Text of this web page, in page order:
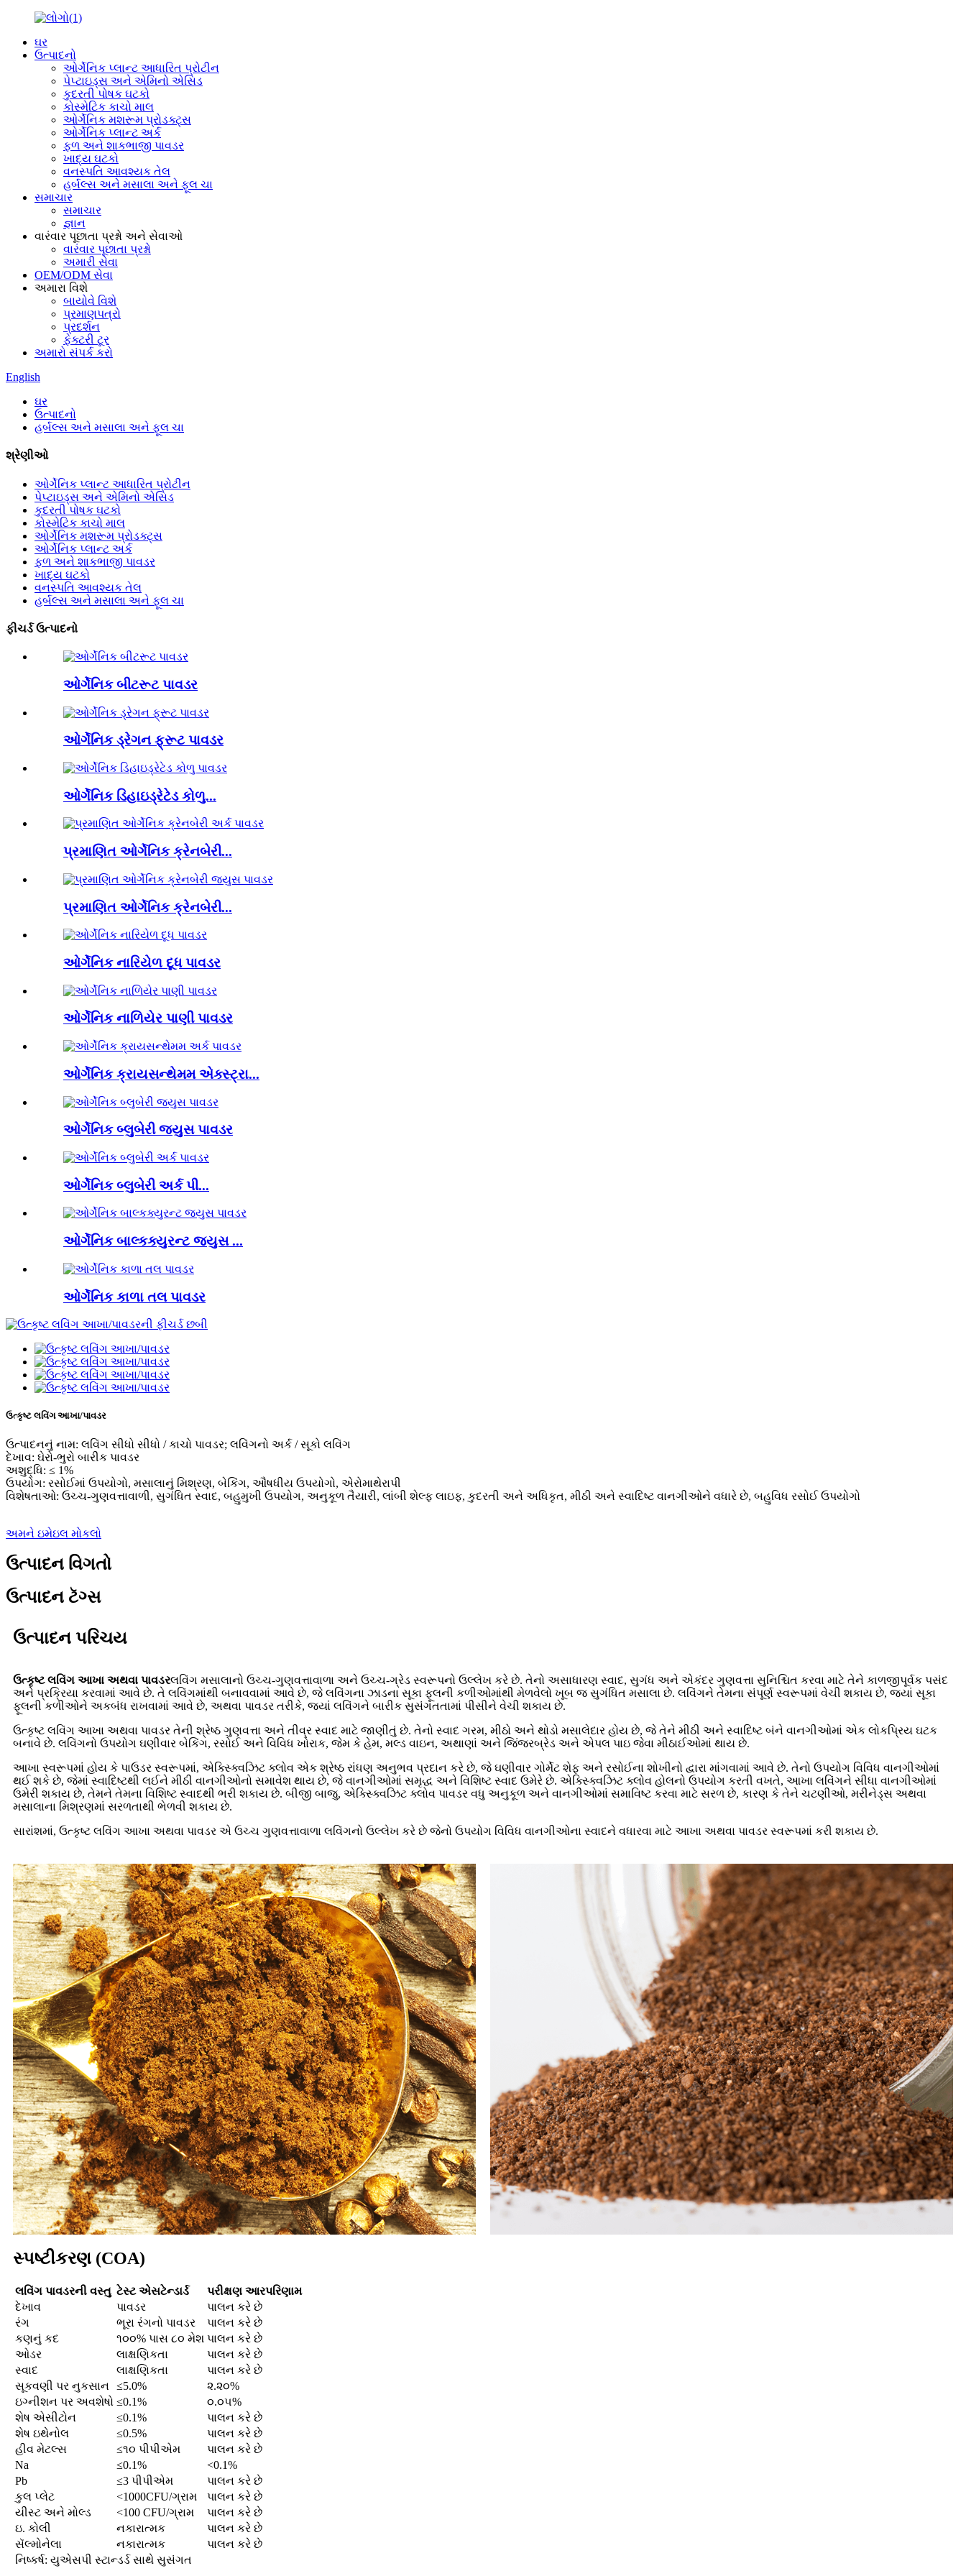
ઘર
ઉત્પાદનો
ઓર્ગેનિક પ્લાન્ટ આધારિત પ્રોટીન
પેપ્ટાઇડ્સ અને એમિનો એસિડ
કુદરતી પોષક ઘટકો
કોસ્મેટિક કાચો માલ
ઓર્ગેનિક મશરૂમ પ્રોડક્ટ્સ
ઓર્ગેનિક પ્લાન્ટ અર્ક
ફળ અને શાકભાજી પાવડર
ખાદ્ય ઘટકો
વનસ્પતિ આવશ્યક તેલ
હર્બલ્સ અને મસાલા અને ફૂલ ચા
સમાચાર
સમાચાર
જ્ઞાન
વારંવાર પૂછાતા પ્રશ્નો અને સેવાઓ
વારંવાર પૂછાતા પ્રશ્નો
અમારી સેવા
OEM/ODM સેવા
અમારા વિશે
બાયોવે વિશે
પ્રમાણપત્રો
પ્રદર્શન
ફેક્ટરી ટૂર
અમારો સંપર્ક કરો
English
ઘર
ઉત્પાદનો
હર્બલ્સ અને મસાલા અને ફૂલ ચા
શ્રેણીઓ
ઓર્ગેનિક પ્લાન્ટ આધારિત પ્રોટીન
પેપ્ટાઇડ્સ અને એમિનો એસિડ
કુદરતી પોષક ઘટકો
કોસ્મેટિક કાચો માલ
ઓર્ગેનિક મશરૂમ પ્રોડક્ટ્સ
ઓર્ગેનિક પ્લાન્ટ અર્ક
ફળ અને શાકભાજી પાવડર
ખાદ્ય ઘટકો
વનસ્પતિ આવશ્યક તેલ
હર્બલ્સ અને મસાલા અને ફૂલ ચા
ફીચર્ડ ઉત્પાદનો
ઓર્ગેનિક બીટરૂટ પાવડર
ઓર્ગેનિક ડ્રેગન ફ્રૂટ પાવડર
ઓર્ગેનિક ડિહાઇડ્રેટેડ કોળુ...
પ્રમાણિત ઓર્ગેનિક ક્રેનબેરી...
પ્રમાણિત ઓર્ગેનિક ક્રેનબેરી...
ઓર્ગેનિક નારિયેળ દૂધ પાવડર
ઓર્ગેનિક નાળિયેર પાણી પાવડર
ઓર્ગેનિક ક્રાયસન્થેમમ એક્સ્ટ્રા...
ઓર્ગેનિક બ્લુબેરી જ્યુસ પાવડર
ઓર્ગેનિક બ્લુબેરી અર્ક પી...
ઓર્ગેનિક બાલ્કક્યુરન્ટ જ્યુસ ...
ઓર્ગેનિક કાળા તલ પાવડર
ઉત્કૃષ્ટ લવિંગ આખા/પાવડર
ઉત્પાદનનું નામ: લવિંગ સીધો સીધો / કાચો પાવડર; લવિંગનો અર્ક / સૂકો લવિંગ
દેખાવ: ઘેરો-ભુરો બારીક પાવડર
અશુદ્ધિ: ≤ 1%
ઉપયોગ: રસોઈમાં ઉપયોગો, મસાલાનું મિશ્રણ, બેકિંગ, ઔષધીય ઉપયોગો, એરોમાથેરાપી
વિશેષતાઓ: ઉચ્ચ-ગુણવત્તાવાળી, સુગંધિત સ્વાદ, બહુમુખી ઉપયોગ, અનુકૂળ તૈયારી, લાંબી શેલ્ફ લાઇફ, કુદરતી અને અધિકૃત, મીઠી અને સ્વાદિષ્ટ વાનગીઓને વધારે છે, બહુવિધ રસોઈ ઉપયોગો
અમને ઇમેઇલ મોકલો
ઉત્પાદન વિગતો
ઉત્પાદન ટૅગ્સ
ઉત્પાદન પરિચય
ઉત્કૃષ્ટ લવિંગ આખા અથવા પાવડરલવિંગ મસાલાનો ઉચ્ચ-ગુણવત્તાવાળા અને ઉચ્ચ-ગ્રેડ સ્વરૂપનો ઉલ્લેખ કરે છે. તેનો અસાધારણ સ્વાદ, સુગંધ અને એકંદર ગુણવત્તા સુનિશ્ચિત કરવા માટે તેને કાળજીપૂર્વક પસંદ
અને પ્રક્રિયા કરવામાં આવે છે. તે લવિંગમાંથી બનાવવામાં આવે છે, જે લવિંગના ઝાડના સૂકા ફૂલની કળીઓમાંથી મેળવેલો ખૂબ જ સુગંધિત મસાલા છે. લવિંગને તેમના સંપૂર્ણ સ્વરૂપમાં વેચી શકાય છે, જ્યાં સૂકા
ફૂલની કળીઓને અકબંધ રાખવામાં આવે છે, અથવા પાવડર તરીકે, જ્યાં લવિંગને બારીક સુસંગતતામાં પીસીને વેચી શકાય છે.
ઉત્કૃષ્ટ લવિંગ આખા અથવા પાવડર તેની શ્રેષ્ઠ ગુણવત્તા અને તીવ્ર સ્વાદ માટે જાણીતું છે. તેનો સ્વાદ ગરમ, મીઠો અને થોડો મસાલેદાર હોય છે, જે તેને મીઠી અને સ્વાદિષ્ટ બંને વાનગીઓમાં એક લોકપ્રિય ઘટક
બનાવે છે. લવિંગનો ઉપયોગ ઘણીવાર બેકિંગ, રસોઈ અને વિવિધ ખોરાક, જેમ કે હેમ, મલ્ડ વાઇન, અથાણાં અને જિંજરબ્રેડ અને એપલ પાઇ જેવા મીઠાઈઓમાં થાય છે.
આખા સ્વરૂપમાં હોય કે પાઉડર સ્વરૂપમાં, એક્સ્ક્વિઝિટ ક્લોવ એક શ્રેષ્ઠ રાંધણ અનુભવ પ્રદાન કરે છે, જે ઘણીવાર ગોર્મેટ શેફ અને રસોઈના શોખીનો દ્વારા માંગવામાં આવે છે. તેનો ઉપયોગ વિવિધ વાનગીઓમાં
થઈ શકે છે, જેમાં સ્વાદિષ્ટથી લઈને મીઠી વાનગીઓનો સમાવેશ થાય છે, જે વાનગીઓમાં સમૃદ્ધ અને વિશિષ્ટ સ્વાદ ઉમેરે છે. એક્સ્ક્વિઝિટ ક્લોવ હોલનો ઉપયોગ કરતી વખતે, આખા લવિંગને સીધા વાનગીઓમાં
ઉમેરી શકાય છે, તેમને તેમના વિશિષ્ટ સ્વાદથી ભરી શકાય છે. બીજી બાજુ, એક્સ્ક્વિઝિટ ક્લોવ પાવડર વધુ અનુકૂળ અને વાનગીઓમાં સમાવિષ્ટ કરવા માટે સરળ છે, કારણ કે તેને ચટણીઓ, મરીનેડ્સ અથવા
મસાલાના મિશ્રણમાં સરળતાથી ભેળવી શકાય છે.
સારાંશમાં, ઉત્કૃષ્ટ લવિંગ આખા અથવા પાવડર એ ઉચ્ચ ગુણવત્તાવાળા લવિંગનો ઉલ્લેખ કરે છે જેનો ઉપયોગ વિવિધ વાનગીઓના સ્વાદને વધારવા માટે આખા અથવા પાવડર સ્વરૂપમાં કરી શકાય છે.
સ્પષ્ટીકરણ (COA)
લવિંગ પાવડરની વસ્તુ ટેસ્ટ એસટેન્ડાર્ડ પરીક્ષણ આરપરિણામ
દેખાવ
પાવડર
પાલન કરે છે
રંગ
ભૂરા રંગનો પાવડર
પાલન કરે છે
કણનું કદ
૧૦૦% પાસ ૮૦ મેશ પાલન કરે છે
ઓડર
લાક્ષણિકતા
પાલન કરે છે
સ્વાદ
લાક્ષણિકતા
પાલન કરે છે
સૂકવણી પર નુકસાન ≤5.0%
૨.૨૦%
ઇગ્નીશન પર અવશેષો ≤0.1%
૦.૦૫%
શેષ એસીટોન
≤0.1%
પાલન કરે છે
શેષ ઇથેનોલ
≤0.5%
પાલન કરે છે
હીવ મેટલ્સ
≤૧૦ પીપીએમ
પાલન કરે છે
Na
≤0.1%
<0.1%
Pb
≤3 પીપીએમ
પાલન કરે છે
કુલ પ્લેટ
<1000CFU/ગ્રામ
પાલન કરે છે
યીસ્ટ અને મોલ્ડ
<100 CFU/ગ્રામ
પાલન કરે છે
ઇ. કોલી
નકારાત્મક
પાલન કરે છે
સૅલ્મોનેલા
નકારાત્મક
પાલન કરે છે
નિષ્કર્ષ: યુએસપી સ્ટાન્ડર્ડ સાથે સુસંગત